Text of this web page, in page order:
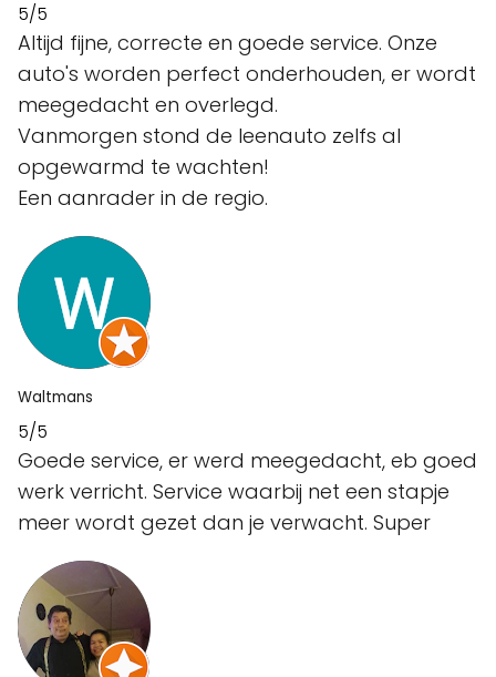
5/5
Altijd fijne, correcte en goede service. Onze
auto's worden perfect onderhouden, er wordt
meegedacht en overlegd.
Vanmorgen stond de leenauto zelfs al
opgewarmd te wachten!
Een aanrader in de regio.
Waltmans
5/5
Goede service, er werd meegedacht, eb goed
werk verricht. Service waarbij net een stapje
meer wordt gezet dan je verwacht. Super